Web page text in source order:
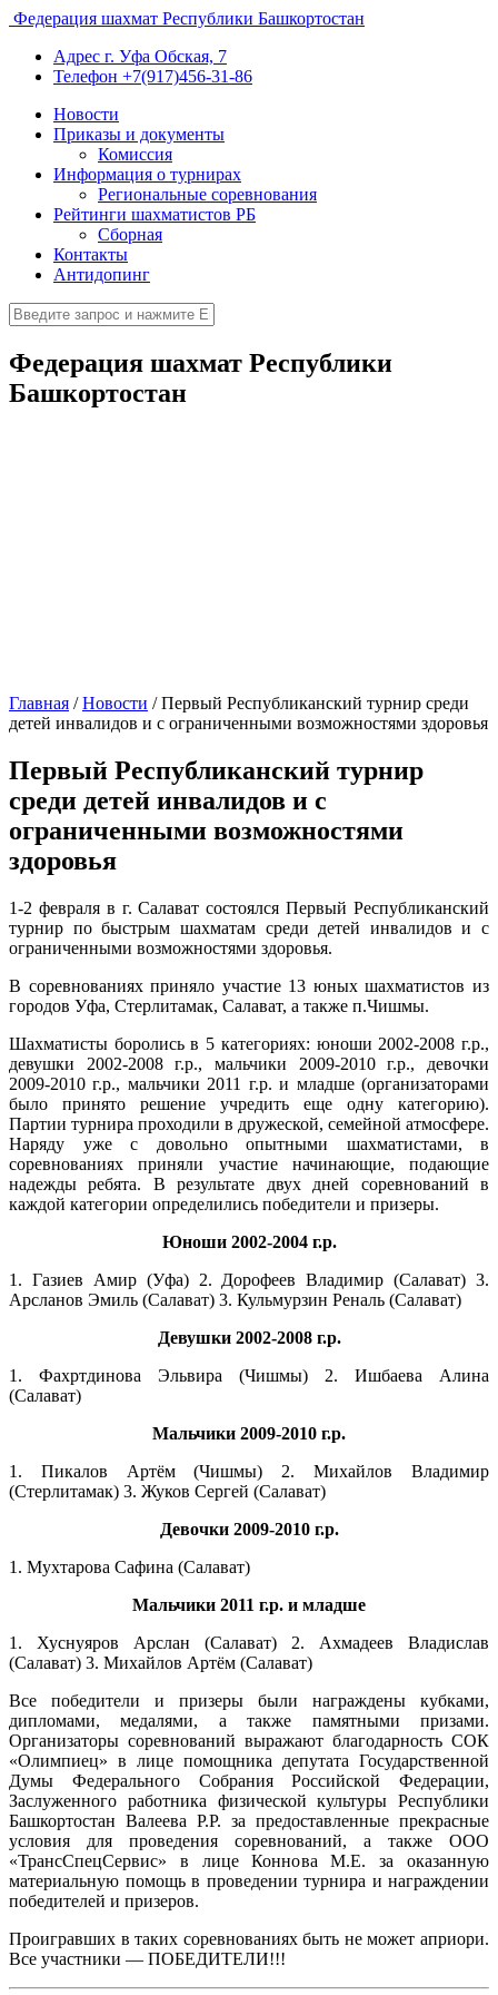
Федерация шахмат Республики Башкортостан
Адрес г. Уфа Обская, 7
Телефон +7(917)456-31-86
Новости
Приказы и документы
Комиссия
Информация о турнирах
Региональные соревнования
Рейтинги шахматистов РБ
Сборная
Контакты
Антидопинг
Федерация шахмат Республики
Башкортостан
Главная /Новости /Первый Республиканский турнир среди
детей инвалидов и с ограниченными возможностями здоровья
Первый Республиканский турнир
среди детей инвалидов и с
ограниченными возможностями
здоровья
1-2 февраля в г. Салават состоялся Первый Республиканский
турнир по быстрым шахматам среди детей инвалидов и с
ограниченными возможностями здоровья.
В соревнованиях приняло участие 13 юных шахматистов из
городов Уфа, Стерлитамак, Салават, а также п.Чишмы.
Шахматисты боролись в 5 категориях: юноши 2002-2008 г.р.,
девушки 2002-2008 г.р., мальчики 2009-2010 г.р., девочки
2009-2010 г.р., мальчики 2011 г.р. и младше (организаторами
было принято решение учредить еще одну категорию).
Партии турнира проходили в дружеской, семейной атмосфере.
Наряду уже с довольно опытными шахматистами, в
соревнованиях приняли участие начинающие, подающие
надежды ребята. В результате двух дней соревнований в
каждой категории определились победители и призеры.
Юноши 2002-2004 г.р.
1. Газиев Амир (Уфа) 2. Дорофеев Владимир (Салават) 3.
Арсланов Эмиль (Салават) 3. Кульмурзин Реналь (Салават)
Девушки 2002-2008 г.р.
1. Фахртдинова Эльвира (Чишмы) 2. Ишбаева Алина
(Салават)
Мальчики 2009-2010 г.р.
1. Пикалов Артём (Чишмы) 2. Михайлов Владимир
(Стерлитамак) 3. Жуков Сергей (Салават)
Девочки 2009-2010 г.р.
1. Мухтарова Сафина (Салават)
Мальчики 2011 г.р. и младше
1. Хуснуяров Арслан (Салават) 2. Ахмадеев Владислав
(Салават) 3. Михайлов Артём (Салават)
Все победители и призеры были награждены кубками,
дипломами, медалями, а также памятными призами.
Организаторы соревнований выражают благодарность СОК
«Олимпиец» в лице помощника депутата Государственной
Думы Федерального Собрания Российской Федерации,
Заслуженного работника физической культуры Республики
Башкортостан Валеева Р.Р. за предоставленные прекрасные
условия для проведения соревнований, а также ООО
«ТрансСпецСервис» в лице Коннова М.Е. за оказанную
материальную помощь в проведении турнира и награждении
победителей и призеров.
Проигравших в таких соревнованиях быть не может априори.
Все участники — ПОБЕДИТЕЛИ!!!